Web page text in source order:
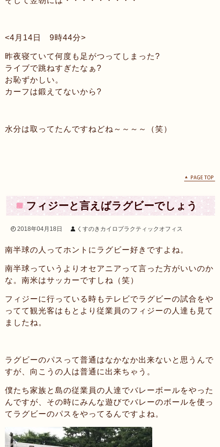
<4月14日 9時44分>
昨夜寝ていて何度も足がつってしまった?
ライブで跳ねすぎたなぁ?
お恥ずかしい。
カーフは鍛えてないから?
水分は取ってたんですねどね～～～～（笑）
フィジーと言えばラグビーでしょう
2018年04月18日 くすのきカイロプラクティックオフィス
南半球の人ってホントにラグビー好きですよね。
南半球っていうよりオセアニアって言った方がいいのか
な。南米はサッカーですしね（笑）
フィジーに行っている時もテレビでラグビーの試合をや
ってて観光客はもとより従業員のフィジーの人達も見て
ましたね。
ラグビーのパスって普通はなかなか出来ないと思うんで
すが、向こうの人は普通に出来ちゃう。
僕たち家族と島の従業員の人達でバレーボールをやった
んですが、その時にみんな遊びでバレーのボールを使っ
てラグビーのパスをやってるんですよね。
次の投稿へ >>